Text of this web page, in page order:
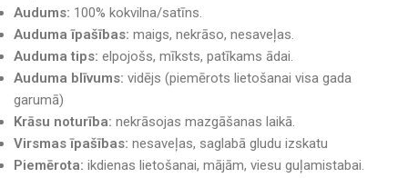
Audums: 100% kokvilna/satīns.
Auduma īpašības: maigs, nekrāso, nesaveļas.
Auduma tips: elpojošs, mīksts, patīkams ādai.
Auduma blīvums: vidējs (piemērots lietošanai visa gada
garumā)
Krāsu noturība: nekrāsojas mazgāšanas laikā.
Virsmas īpašības: nesaveļas, saglabā gludu izskatu
Piemērota: ikdienas lietošanai, mājām, viesu guļamistabai.